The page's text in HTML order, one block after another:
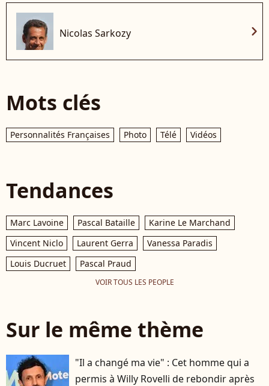
Nicolas Sarkozy chevron_right
Mots clés
Personnalités Françaises Photo Télé Vidéos
Tendances
Marc Lavoine Pascal Bataille
Karine Le Marchand
Vincent Niclo
Laurent Gerra
Vanessa Paradis
Louis Ducruet
Pascal Praud
VOIR TOUS LES PEOPLE
Sur le même thème
"Il a changé ma vie" : Cet homme qui a
permis à Willy Rovelli de rebondir après